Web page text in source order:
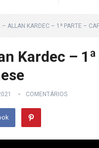
– ALLAN KARDEC – 1ª PARTE –
Kardec –
COMENTÁRIOS